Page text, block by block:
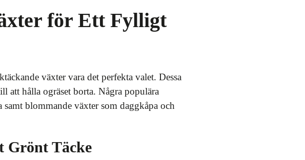
för Ett Fylligt
växter vara det perfekta valet. Dessa
att hålla ogräset borta. Några populära
blommande växter som daggkåpa och
Grönt Täcke